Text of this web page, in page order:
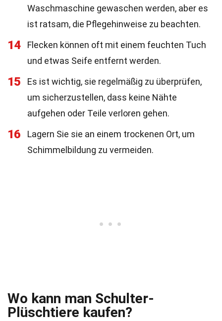
Waschmaschine gewaschen werden, aber es
ist ratsam, die Pflegehinweise zu beachten.
14
Flecken können oft mit einem feuchten Tuch
und etwas Seife entfernt werden.
15
Es ist wichtig, sie regelmäßig zu überprüfen,
um sicherzustellen, dass keine Nähte
aufgehen oder Teile verloren gehen.
16
Lagern Sie sie an einem trockenen Ort, um
Schimmelbildung zu vermeiden.
Wo kann man Schulter-
Plüschtiere kaufen?